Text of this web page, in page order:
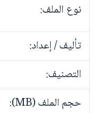
نوع الملف:
تأليف / إعداد:
التصنيف:
حجم الملف (MB):